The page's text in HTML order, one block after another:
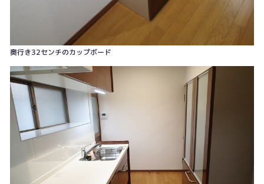
奥行き32センチのカップボード